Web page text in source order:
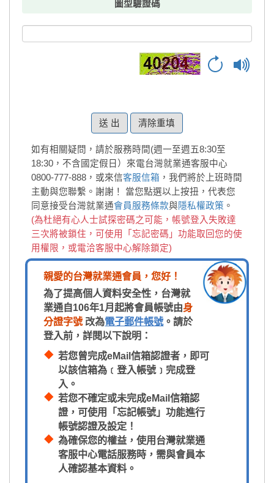
圖型驗證碼
清除重填
如有相關疑問，請於服務時間(週一至週五8:30至
18:30，不含國定假日）來電台灣就業通客服中心
0800-777-888，或來信客服信箱 ，我們將於上班時間
主動與您聯繫。謝謝！
當您點選以上按扭，代表您
同意接受台灣就業通會員服務條款與隱私權政策 。
(為杜絕有心人士試探密碼之可能，帳號登入失敗達
三次將被鎖住，可使用「忘記密碼」功能取回您的使
用權限，或電洽客服中心解除鎖定)
親愛的台灣就業通會員，您好！
為了提高個人資料安全性，台灣就
業通自106年1月起將會員帳號由身
分證字號改為電子郵件帳號 。請於
登入前，詳閱以下說明：
若您曾完成eMail信箱認證者，即可
以該信箱為﹝登入帳號﹞完成登
入。
若您不確定或未完成eMail信箱認
證，可使用「忘記帳號」功能進行
帳號認證及設定！
為確保您的權益，使用台灣就業通
客服中心電話服務時，需與會員本
人確認基本資料。